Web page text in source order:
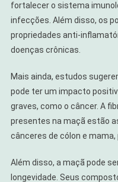
fortalecer o sistema
infecções. Além disso, os
propriedades anti-
doenças crônicas.
Mais ainda, estudos
pode ter um impacto
graves, como o câncer. A
presentes na maçã estão
cânceres de cólon e mama,
Além disso, a maçã pode
longevidade. Seus